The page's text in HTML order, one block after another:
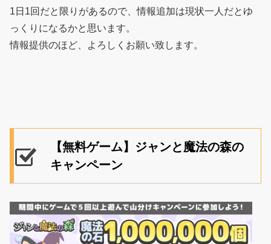
1日1回だと限りがあるので、情報追加は現状一人だとゆ
っくりになるかと思います。
情報提供のほど、よろしくお願い致します。
【無料ゲーム】ジャンと魔法の森の
キャンペーン